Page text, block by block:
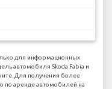
для информационных
автомобиля Skoda Fabia и
Для получения более
по аренде автомобилей на